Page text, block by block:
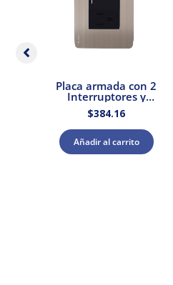
Placa armada con 2
Interruptores y
Contacto Stalo &
Kristalo Leviton
$384.16
Añadir al carrito